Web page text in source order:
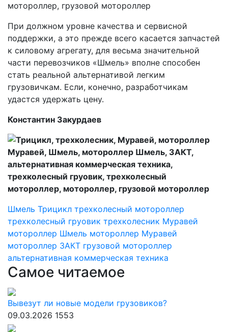
При должном уровне качества и сервисной
поддержки, а это прежде всего касается запчастей
к силовому агрегату, для весьма значительной
части перевозчиков «Шмель» вполне способен
стать реальной альтернативой легким
грузовичкам. Если, конечно, разработчикам
удастся удержать цену.
Константин Закурдаев
Шмель Трицикл трехколесный мотороллер
трехколесный груовик трехколесник Муравей
мотороллер Шмель мотороллер Муравей
мотороллер ЗАКТ грузовой мотороллер
альтернативная коммерческая техника
Самое читаемое
Вывезут ли новые модели грузовиков?
09.03.2026 1553